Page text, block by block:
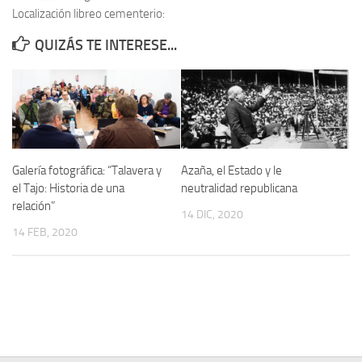
Memoria Histórica
Investigación previa de la represión en Talavera de la Reina (1937-
1947).
Informe Represión en Toledo 1936-1947 | Buscador
Informe de la fosa de abril de 1939 de Tembleque
Enciclopedia Republicana
Militantes históricos IR
Personajes republicanos
Localización libreo cementerio:
QUIZÁS TE INTERESE...
Galería fotográfica: “Talavera y
el Tajo: Historia de una
relación”
14 FEB, 2020
Azaña, el Estado y le
neutralidad republicana
14 DIC, 2020